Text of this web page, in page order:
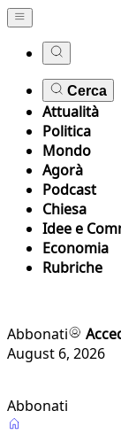
Cerca
Attualità
Politica
Mondo
Agorà
Podcast
Chiesa
Idee e
Economia
Rubriche
Abbonati
August 6, 2026
Abbonati